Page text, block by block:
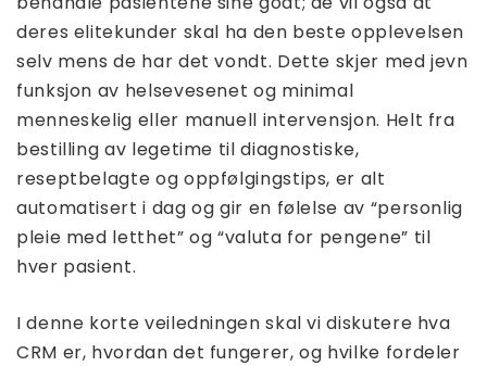
deres elitekunder skal ha den beste opplevelsen
selv mens de har det vondt. Dette skjer med jevn
funksjon av helsevesenet og minimal
menneskelig eller manuell intervensjon. Helt fra
bestilling av legetime til diagnostiske,
reseptbelagte og oppfølgingstips, er alt
automatisert i dag og gir en følelse av “personlig
pleie med letthet” og “valuta for pengene” til
hver pasient.
I denne korte veiledningen skal vi diskutere hva
CRM er, hvordan det fungerer, og hvilke fordeler